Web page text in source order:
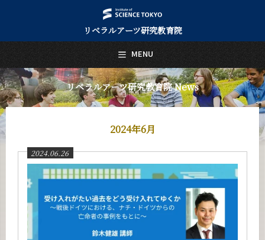
リベラルアーツ研究教育院
リベラルアーツ研究教育院 News
2024年6月
2024.06.26
MENU
日本語 English
トップページ
Top Page
リベラルアーツ研究教育院について
About Us
研究
Research
活動紹介
Activities